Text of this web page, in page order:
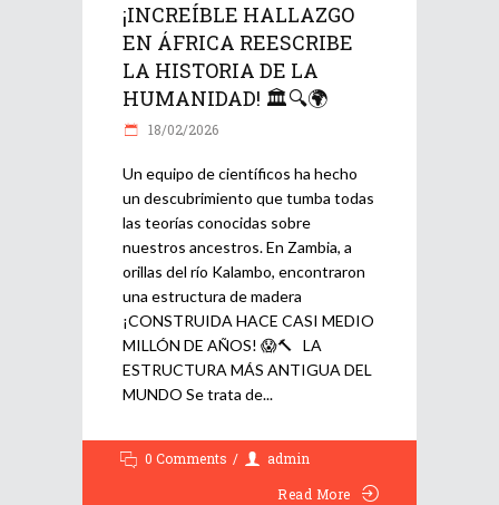
¡INCREÍBLE HALLAZGO
EN ÁFRICA REESCRIBE
LA HISTORIA DE LA
HUMANIDAD! 🏛️🔍🌍
18/02/2026
Un equipo de científicos ha hecho
un descubrimiento que tumba todas
las teorías conocidas sobre
nuestros ancestros. En Zambia, a
orillas del río Kalambo, encontraron
una estructura de madera
¡CONSTRUIDA HACE CASI MEDIO
MILLÓN DE AÑOS! 😱🔨 LA
ESTRUCTURA MÁS ANTIGUA DEL
MUNDO Se trata de
0 Comments
admin
Read More